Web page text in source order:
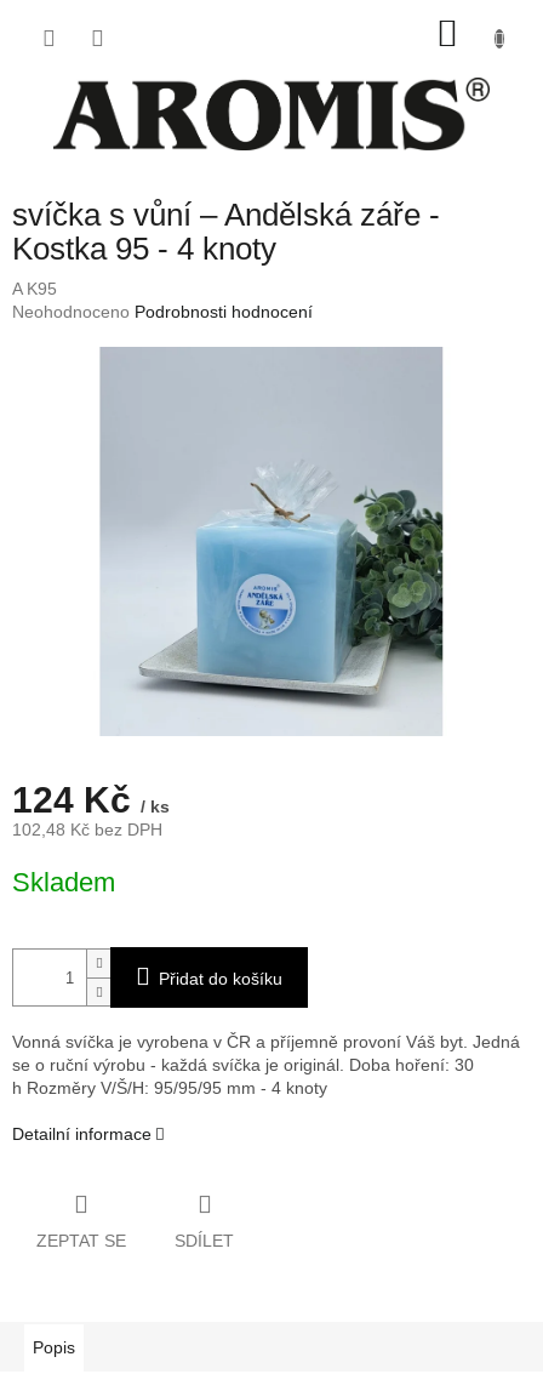
svíčka s vůní – Andělská záře -
Kostka 95 - 4 knoty
A K95
Průměrné
Neohodnoceno Podrobnosti hodnocení
124 Kč / ks
102,48 Kč bez DPH
cena:
Skladem
Přidat do košíku
Vonná svíčka je vyrobena v ČR a příjemně provoní Váš byt. Jedná
se o ruční výrobu - každá svíčka je originál. Doba hoření: 30
h Rozměry V/Š/H: 95/95/95 mm - 4 knoty
Detailní informace
ZEPTAT SE SDÍLET
Popis